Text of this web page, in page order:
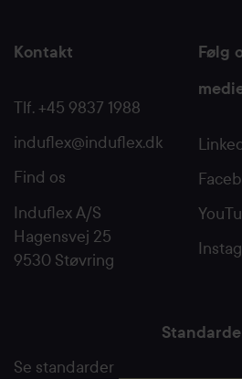
Kontakt
Tlf. +45 9837 1988
induflex@induflex.dk
Find os
Induflex A/S
Hagensvej 25
9530 Støvring
Følg
Se standarder